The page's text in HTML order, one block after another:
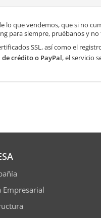
lo que vendemos, que si no
para siempre, pruébanos y
SSL, así como el
crédito o PayPal, el servicio
Empresarial